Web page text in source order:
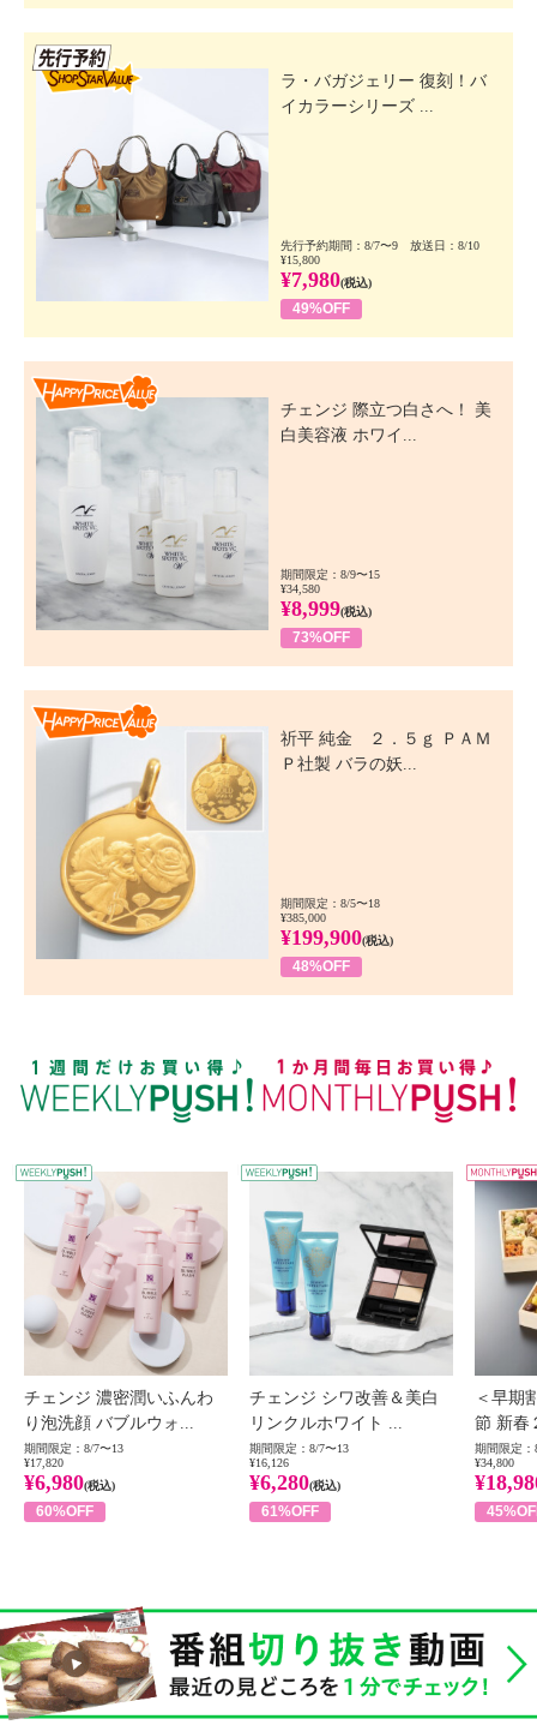
ラ・バガジェリー 復刻！バ
イカラーシリーズ ...
先行予約期間：8/7〜9 放送日：8/10
¥15,800
¥7,980(税込)
49%OFF
チェンジ 際立つ白さへ！ 美
白美容液 ホワイ...
期間限定：8/9〜15
¥34,580
¥8,999(税込)
73%OFF
祈平 純金 ２．５ｇ ＰＡＭ
Ｐ社製 バラの妖...
期間限定：8/5〜18
¥385,000
¥199,900(税込)
48%OFF
WEEKLY PUSH
チェンジ 濃密潤いふんわ
り泡洗顔 バブルウォ...
期間限定：8/7〜13
¥17,820
¥6,980(税込)
60%OFF
チェンジ シワ改善＆美白
リンクルホワイト ...
期間限定：8/7〜13
¥16,126
¥6,280(税込)
61%OFF
＜早期
節 新春
期間限定：
¥34,800